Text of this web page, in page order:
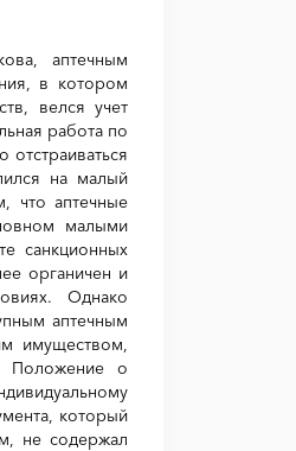
аптечным
в котором
велся учет
работа по
на малый
что аптечные
малыми
санкционных
органичен и
Однако
аптечным
имуществом,
Положение о
который
не содержал